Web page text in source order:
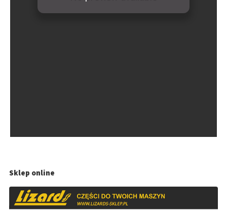
Sklep online